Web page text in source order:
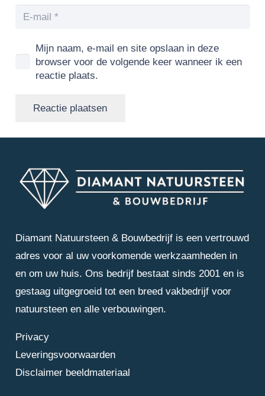
Mijn naam, e-mail en site opslaan in deze
browser voor de volgende keer wanneer ik een
reactie plaats.
Reactie plaatsen
Diamant Natuursteen & Bouwbedrijf is een vertrouwd
adres voor al uw voorkomende werkzaamheden in
en om uw huis. Ons bedrijf bestaat sinds 2001 en is
gestaag uitgegroeid tot een breed vakbedrijf voor
natuursteen en alle verbouwingen.
Privacy
Leveringsvoorwaarden
Disclaimer beeldmateriaal